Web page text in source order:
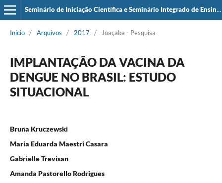
Seminário de Iniciação Científica e Seminário Integrado de Ensino, Pesquisa e Extensão (SIEPE)
Início / Arquivos / 2017 / Joaçaba - Pesquisa
IMPLANTAÇÃO DA VACINA DA
DENGUE NO BRASIL: ESTUDO
SITUACIONAL
Bruna Kruczewski
Maria Eduarda Maestri Casara
Gabrielle Trevisan
Amanda Pastorello Rodrigues